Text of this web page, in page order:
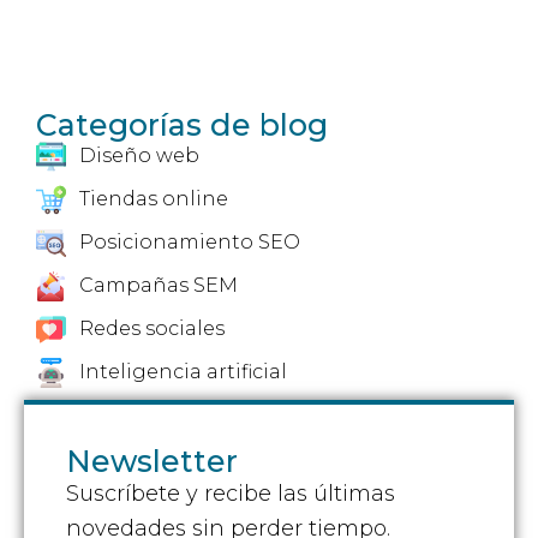
Categorías de blog
Diseño web
Tiendas online
Posicionamiento SEO
Campañas SEM
Redes sociales
Inteligencia artificial
Newsletter
Suscríbete y recibe las últimas
novedades sin perder tiempo.